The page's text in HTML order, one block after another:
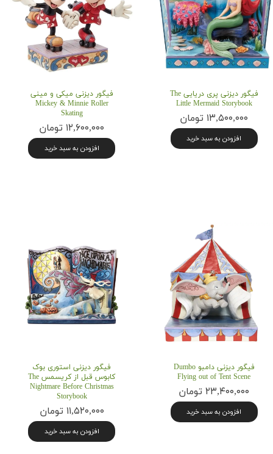
فیگور دیزنی پری دریایی The
Little Mermaid Storybook
۱۳,۵۰۰,۰۰۰ تومان
افزودن به سبد خرید
فیگور دیزنی میکی و مینی
Mickey & Minnie Roller
Skating
۱۲,۶۰۰,۰۰۰ تومان
افزودن به سبد خرید
فیگور دیزنی دامبو Dumbo
Flying out of Tent Scene
۲۳,۴۰۰,۰۰۰ تومان
افزودن به سبد خرید
فیگور دیزنی استوری بوک
کابوس قبل از کریسمس The
Nightmare Before Christmas
Storybook
۱۱,۵۲۰,۰۰۰ تومان
افزودن به سبد خرید